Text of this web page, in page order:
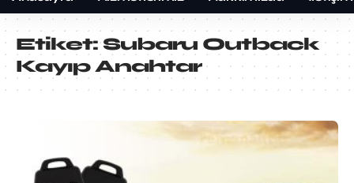
Etiket:Subaru Outback
Kayıp Anahtar